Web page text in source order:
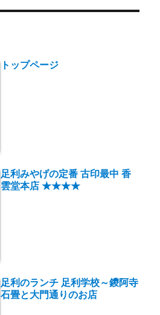
トップページ
足利みやげの定番 古印最中 香
雲堂本店 ★★★★
足利のランチ 足利学校～鑁阿寺
石畳と大門通りのお店